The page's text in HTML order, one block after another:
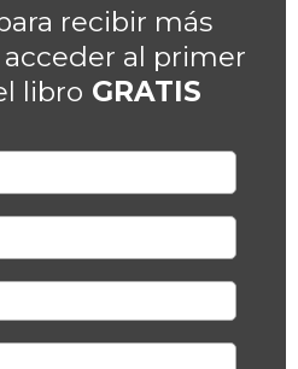
recibir más
al primer
libro GRATIS